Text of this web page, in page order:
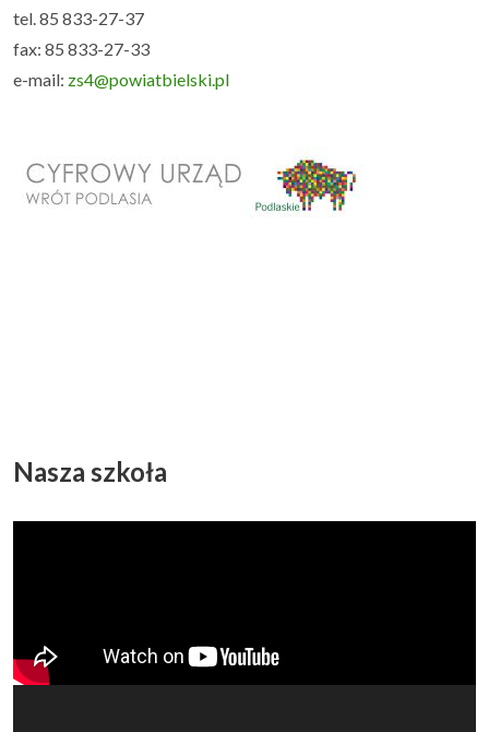
tel. 85 833-27-37
fax: 85 833-27-33
e-mail: zs4@powiatbielski.pl
Nasza szkoła